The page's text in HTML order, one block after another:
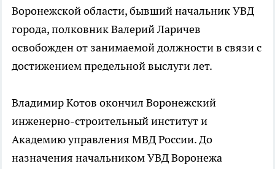
Воронежской области, бывший начальник УВД
города, полковник Валерий Ларичев
освобожден от занимаемой должности в связи с
достижением предельной выслуги лет.
Владимир Котов окончил Воронежский
инженерно-строительный институт и
Академию управления МВД России. До
назначения начальником УВД Воронежа